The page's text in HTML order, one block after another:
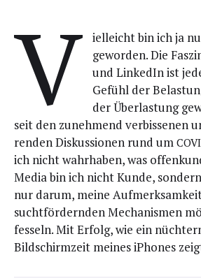
V
iel­leicht bin ich ja
gewor­den. Die
und Lin­ke­dIn ist
Gefühl der
der Über­las­tung
seit den zuneh­mend ver­bis­se­nen
ren­den Dis­kus­sio­nen rund um
ich nicht wahr­ha­ben, was
Media bin ich nicht Kun­de,
nur dar­um, mei­ne
sucht­för­dern­den Mecha­nis­men
fes­seln. Mit Erfolg, wie ein
Bild­schirm­zeit mei­nes iPho­nes